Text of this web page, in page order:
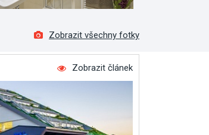
Zobrazit všechny fotky
Zobrazit článek